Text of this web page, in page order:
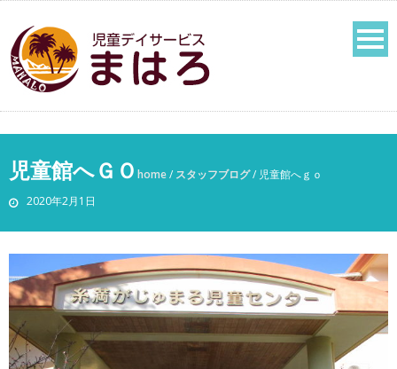
児童館へＧＯ
2020年2月1日
home/ スタッフブログ/ 児童館へｇｏ